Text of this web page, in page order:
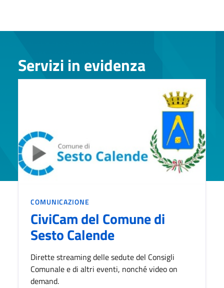
Servizi in evidenza
CATEGORIA:
COMUNICAZIONE
CiviCam del Comune di
Sesto Calende
Dirette streaming delle sedute del Consigli
Comunale e di altri eventi, nonché video on
demand.